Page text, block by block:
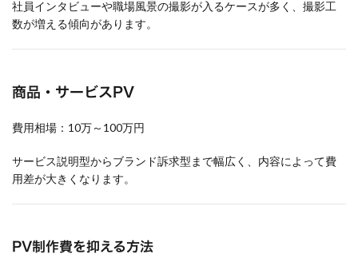
社員インタビューや職場風景の撮影が入るケースが多く、撮影工
数が増える傾向があります。
商品・サービスPV
費用相場：10万～100万円
サービス説明型からブランド訴求型まで幅広く、内容によって費
用差が大きくなります。
PV制作費を抑える方法